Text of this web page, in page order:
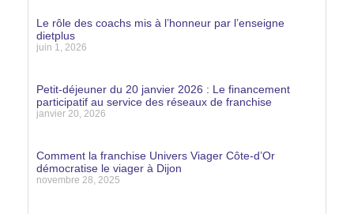
Le rôle des coachs mis à l’honneur par l’enseigne
dietplus
juin 1, 2026
Petit-déjeuner du 20 janvier 2026 : Le financement
participatif au service des réseaux de franchise
janvier 20, 2026
Comment la franchise Univers Viager Côte-d’Or
démocratise le viager à Dijon
novembre 28, 2025